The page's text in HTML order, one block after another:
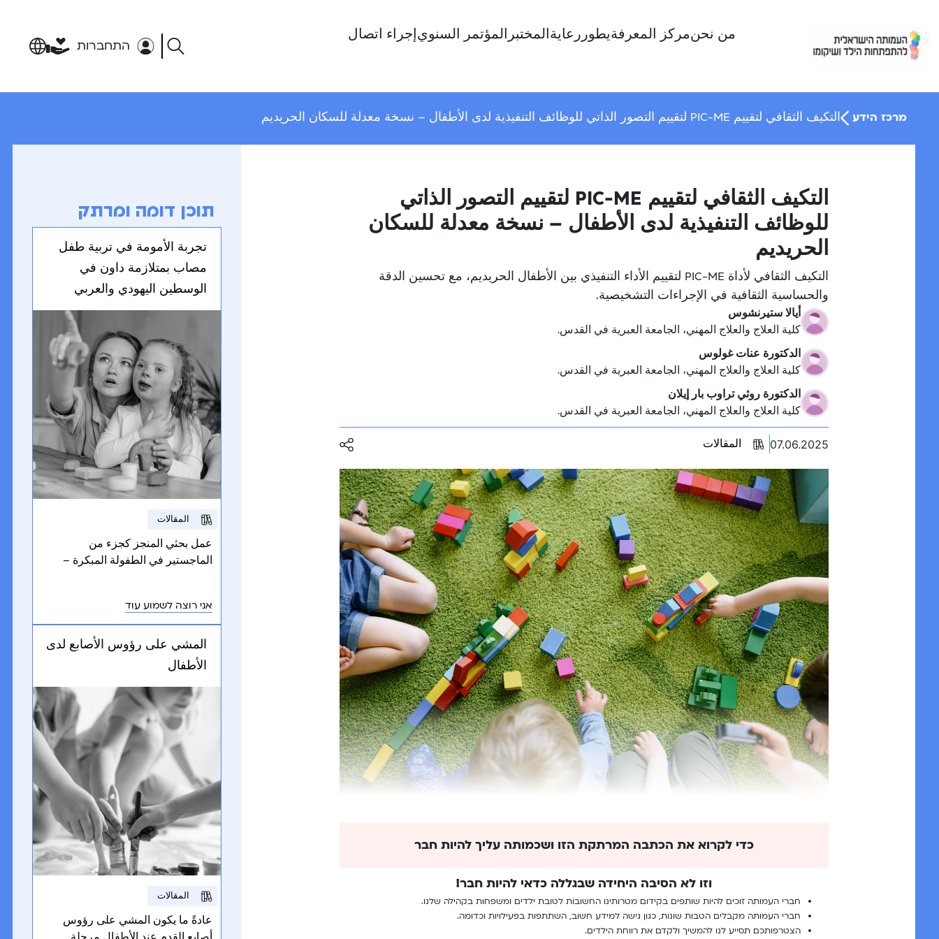
content
من نحنمركز المعرفةيطور رعايةالمختبر المؤتمر السنويإجراء اتصال
התחברות
מרכז הידע التكيف الثقافي لتقييم PIC-ME لتقييم التصور الذاتي للوظائف التنفيذية لدى الأطفال – نسخة معدلة للسكان الحريديم
التكيف الثقافي لتقييم PIC-ME لتقييم التصور الذاتي
للوظائف التنفيذية لدى الأطفال – نسخة معدلة للسكان
الحريديم
التكيف الثقافي لأداة PIC-ME لتقييم الأداء التنفيذي بين الأطفال الحريديم، مع تحسين الدقة
والحساسية الثقافية في الإجراءات التشخيصية.
أيالا ستيرنشوس
كلية العلاج والعلاج المهني، الجامعة العبرية في القدس.
الدكتورة عنات غولوس
كلية العلاج والعلاج المهني، الجامعة العبرية في القدس.
الدكتورة روثي تراوب بار إيلان
كلية العلاج والعلاج المهني، الجامعة العبرية في القدس.
07.06.2025 المقالات
כדי לקרוא את הכתבה המרתקת הזו ושכמותה עליך להיות חבר
וזו לא הסיבה היחידה שבגללה כדאי להיות חבר!
חברי העמותה זוכים להיות שותפים בקידום מטרותינו החשובות לטובת ילדים ומשפחות בקהילה שלנו.
חברי העמותה מקבלים הטבות שונות, כגון גישה למידע חשוב, השתתפות בפעילויות וכדומה.
הצטרפותכם תסייע לנו להמשיך ולקדם את רווחת הילדים.
תוכן דומה ומרתק
تجربة الأمومة في تربية طفل
مصاب بمتلازمة داون في
الوسطين اليهودي والعربي
المقالات
عمل بحثي المنجز كجزء من
الماجستير في الطفولة المبكرة –
بمتلازمة داون في الوسطين اليهودي
والعربي، الاختلافات الثقافية
والاختلافات في الوصول إلى العلاجات
التطورية.
אני רוצה לשמוע עוד
المشي على رؤوس الأصابع لدى
الأطفال
المقالات
عادةً ما يكون المشي على رؤوس